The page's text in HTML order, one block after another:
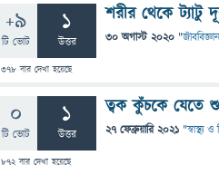
+9
টি ভোট
1
উত্তর
378বার দেখা হয়েছে
শরীর থেকে ট্যাটু
30 অগাস্ট 2020 "জীববিজ্ঞান
0
টি ভোট
1
উত্তর
872বার দেখা হয়েছে
ত্বক কুঁচকে যেতে
27 ফেব্রুয়ারি 2021 "স্বাস্থ্য